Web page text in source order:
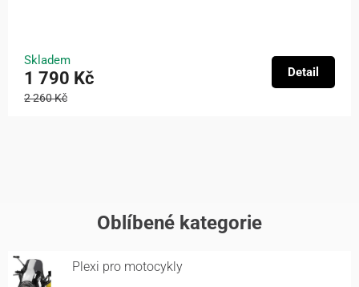
Skladem
1 790 Kč
2 260 Kč
Detail
Oblíbené kategorie
Plexi pro motocykly